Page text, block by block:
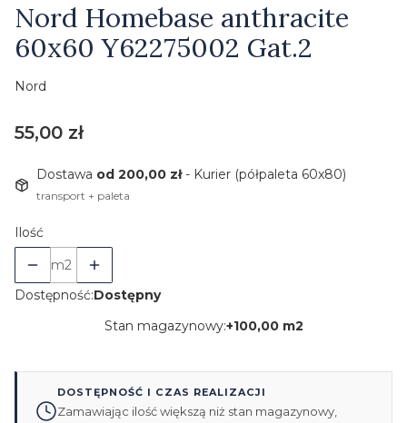
Nord Homebase anthracite
60x60 Y62275002 Gat.2
Nord
Cena
55,00 zł
Dostawa od 200,00 zł- Kurier (półpaleta 60x80)
transport + paleta
Ilość
m2
Dostępność:Dostępny
Stan magazynowy:+100,00 m2
DOSTĘPNOŚĆ I CZAS REALIZACJI
Zamawiając ilość większą niż stan magazynowy,